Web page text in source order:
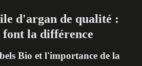
d'argan de qualité :
la différence
Bio et l'importance de la